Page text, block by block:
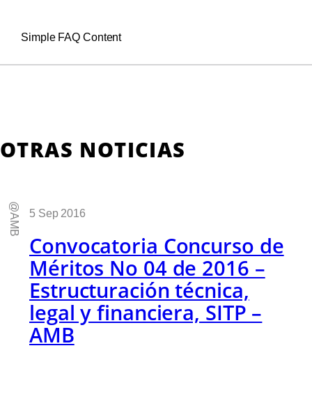
Simple FAQ Content
OTRAS NOTICIAS
@AMB 5 Sep 2016
Convocatoria Concurso de
Méritos No 04 de 2016 –
Estructuración técnica,
legal y financiera, SITP –
AMB